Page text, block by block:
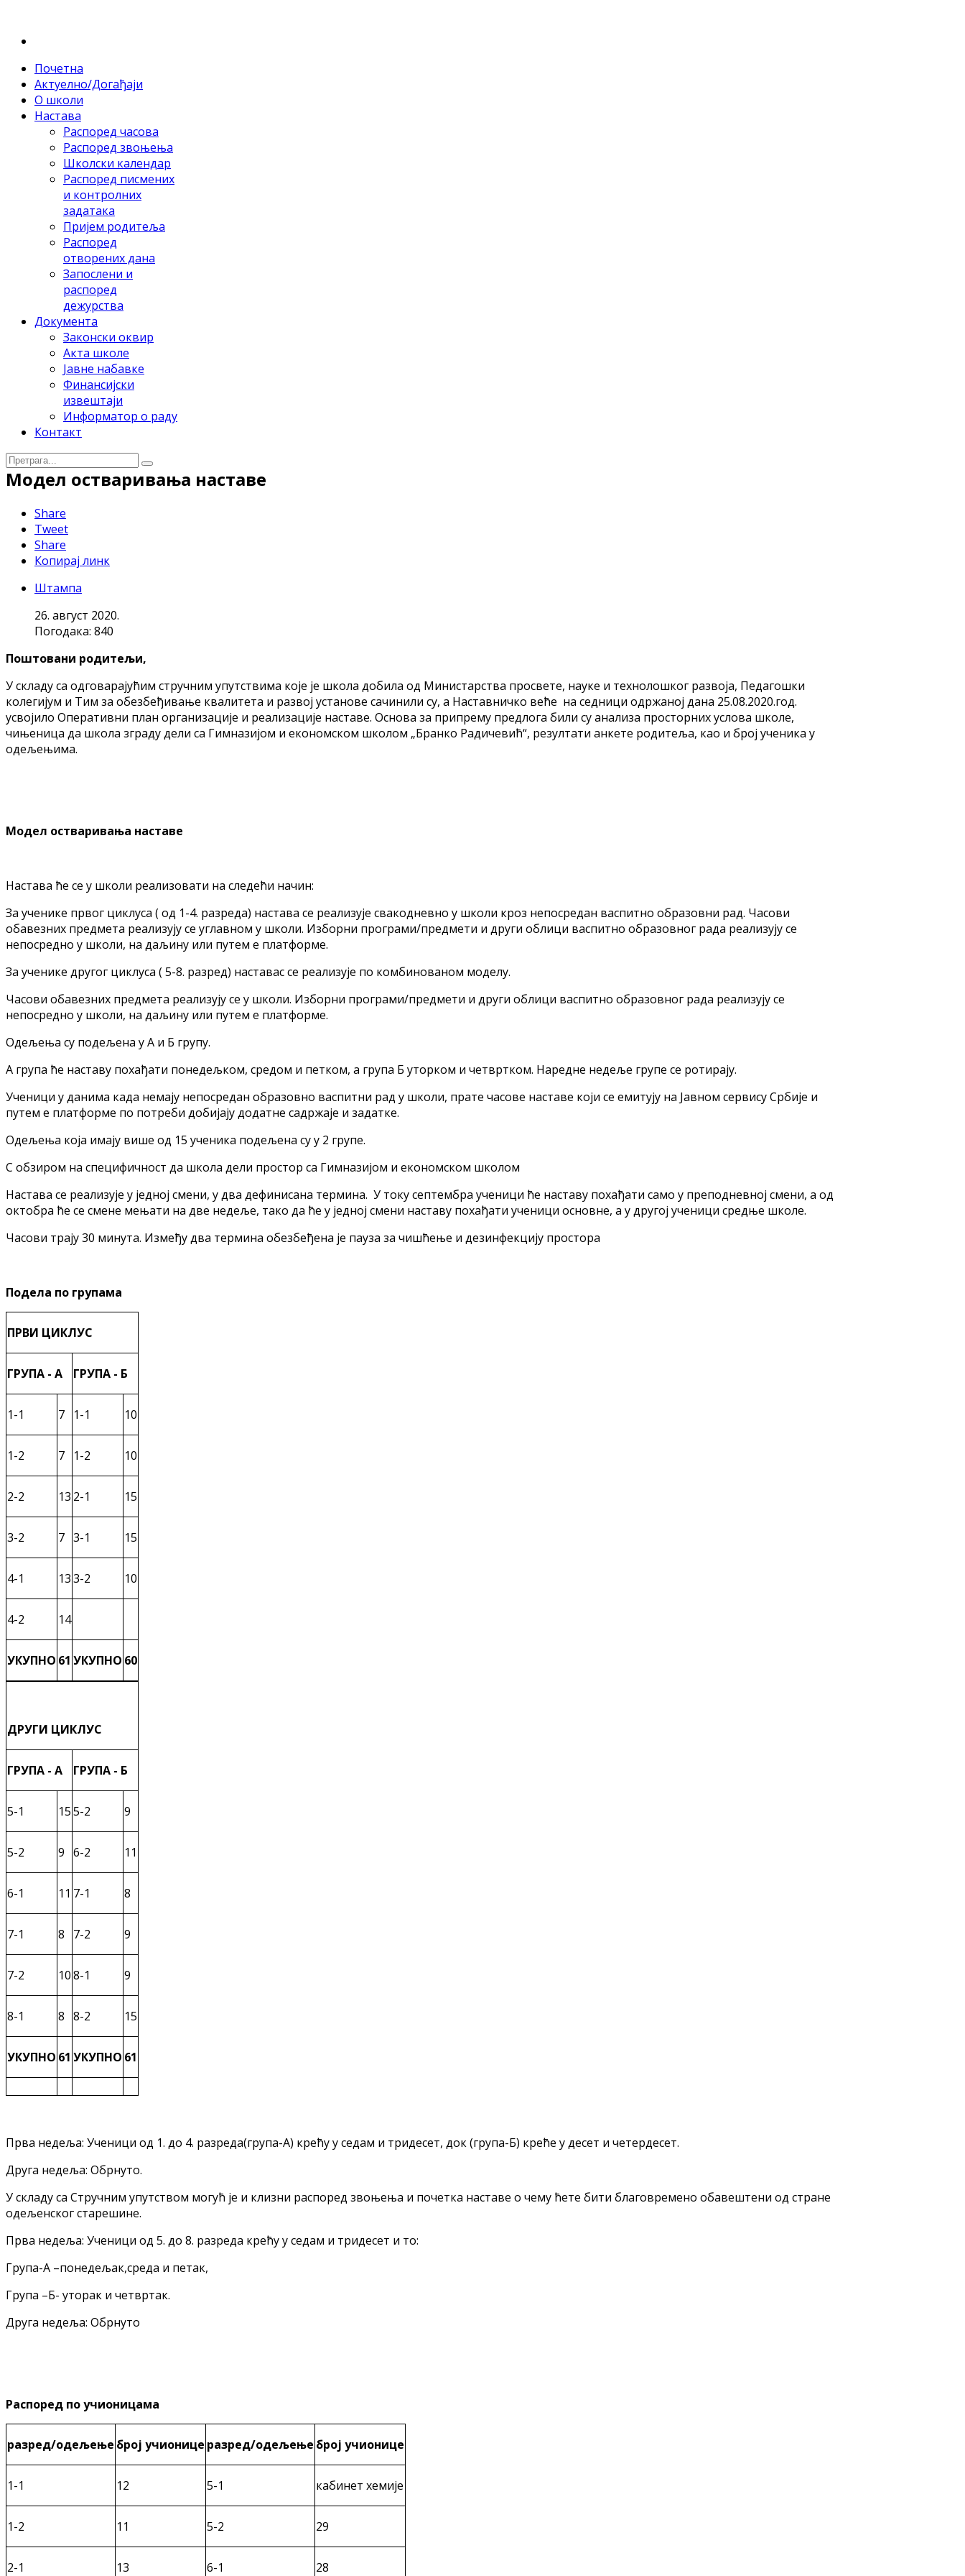
Почетна
Актуелно/Догађаји
О школи
Настава
Распоред часова
Распоред звоњења
Школски календар
Распоред писмених
и контролних
задатака
Пријем родитеља
Распоред
отворених дана
Запослени и
распоред
дежурства
Документа
Законски оквир
Акта школе
Јавне набавке
Финансијски
извештаји
Информатор о раду
Контакт
Модел остваривања наставе
Share
Tweet
Share
Копирај линк
Штампа
26. август 2020.
Погодака: 840
Поштовани родитељи,
У складу са одговарајућим стручним упутствима које је школа добила од Министарства просвете, науке и технолошког развоја, Педагошки
колегијум и Тим за обезбеђивање квалитета и развој установе сачинили су, а Наставничко веће на седници одржаној дана 25.08.2020.год.
усвојило Оперативни план организације и реализације наставе. Основа за припрему предлога били су анализа просторних услова школе,
чињеница да школа зграду дели са Гимназијом и економском школом „Бранко Радичевић“, резултати анкете родитеља, као и број ученика у
одељењима.
Модел остваривања наставе
Настава ће се у школи реализовати на следећи начин:
За ученике првог циклуса ( од 1-4. разреда) настава се реализује свакодневно у школи кроз непосредан васпитно образовни рад. Часови
обавезних предмета реализују се углавном у школи. Изборни програми/предмети и други облици васпитно образовног рада реализују се
непосредно у школи, на даљину или путем е платформе.
За ученике другог циклуса ( 5-8. разред) наставас се реализује по комбинованом моделу.
Часови обавезних предмета реализују се у школи. Изборни програми/предмети и други облици васпитно образовног рада реализују се
непосредно у школи, на даљину или путем е платформе.
Одељења су подељена у А и Б групу.
А група ће наставу похађати понедељком, средом и петком, а група Б уторком и четвртком. Наредне недеље групе се ротирају.
Ученици у данима када немају непосредан образовно васпитни рад у школи, прате часове наставе који се емитују на Јавном сервису Србије и
путем е платформе по потреби добијају додатне садржаје и задатке.
Одељења која имају више од 15 ученика подељена су у 2 групе.
С обзиром на специфичност да школа дели простор са Гимназијом и економском школом
Настава се реализује у једној смени, у два дефинисана термина. У току септембра ученици ће наставу похађати само у преподневној смени, а од
октобра ће се смене мењати на две недеље, тако да ће у једној смени наставу похађати ученици основне, а у другој ученици средње школе.
Часови трају 30 минута. Између два термина обезбеђена је пауза за чишћење и дезинфекцију простора
Подела по групама
ПРВИ ЦИКЛУС
ГРУПА - А ГРУПА - Б
1-1 7 1-1 10
1-2 7 1-2 10
2-2 13 2-1 15
3-2 7 3-1 15
4-1 133-2 10
4-2 14
УКУПНО 61 УКУПНО 60
ДРУГИ ЦИКЛУС
ГРУПА - А ГРУПА - Б
5-1 155-2 9
5-2 9 6-2 11
6-1 11 7-1 8
7-1 8 7-2 9
7-2 108-1 9
8-1 8 8-2 15
УКУПНО 61 УКУПНО 61
Прва недеља: Ученици од 1. до 4. разреда(група-А) крећу у седам и тридесет, док (група-Б) креће у десет и четердесет.
Друга недеља: Обрнуто.
У складу са Стручним упутством могућ је и клизни распоред звоњења и почетка наставе о чему ћете бити благовремено обавештени од стране
одељенског старешине.
Прва недеља: Ученици од 5. до 8. разреда крећу у седам и тридесет и то:
Група-А –понедељак,среда и петак,
Група –Б- уторак и четвртак.
Друга недеља: Обрнуто
Распоред по учионицама
разред/одељење број учионице разред/одељење број учионице
1-1 12 5-1 кабинет хемије
1-2 11 5-2 29
2-1 13 6-1 28